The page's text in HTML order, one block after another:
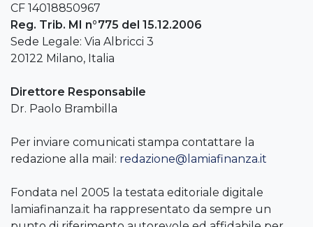
CF 14018850967
Reg. Trib. MI n°775 del 15.12.2006
Sede Legale: Via Albricci 3
20122 Milano, Italia
Direttore Responsabile
Dr. Paolo Brambilla
Per inviare comunicati stampa contattare la
redazione alla mail: redazione@lamiafinanza.it
Fondata nel 2005 la testata editoriale digitale
lamiafinanza.it ha rappresentato da sempre un